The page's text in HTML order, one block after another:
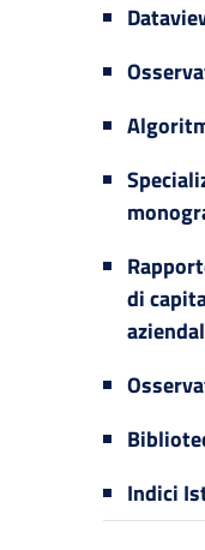
di
Indici